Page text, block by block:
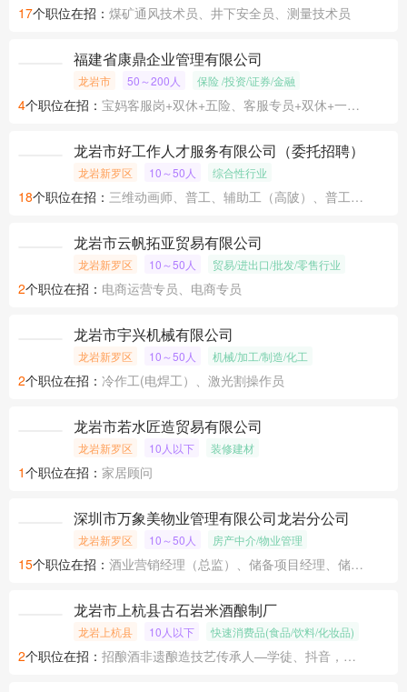
17个职位在招： 煤矿通风技术员、井下安全员、测量技术员
福建省康鼎企业管理有限公司
龙岩市 50～200人 保险 /投资/证券/金融
4个职位在招： 宝妈客服岗+双休+五险、客服专员+双休+一天5.5小时+五险、信用卡分期专员+大小周+五险
龙岩市好工作人才服务有限公司（委托招聘）
龙岩新罗区 10～50人 综合性行业
18个职位在招： 三维动画师、普工、辅助工（高陂）、普工（高陂汽车厂整车车间）
龙岩市云帆拓亚贸易有限公司
龙岩新罗区 10～50人 贸易/进出口/批发/零售行业
2个职位在招： 电商运营专员、电商专员
龙岩市宇兴机械有限公司
龙岩新罗区 10～50人 机械/加工/制造/化工
2个职位在招： 冷作工(电焊工）、激光割操作员
龙岩市若水匠造贸易有限公司
龙岩新罗区 10人以下 装修建材
1个职位在招： 家居顾问
深圳市万象美物业管理有限公司龙岩分公司
龙岩新罗区 10～50人 房产中介/物业管理
15个职位在招： 酒业营销经理（总监）、储备项目经理、储备项目经理
龙岩市上杭县古石岩米酒酿制厂
龙岩上杭县 10人以下 快速消费品(食品/饮料/化妆品)
2个职位在招： 招酿酒非遗酿造技艺传承人—学徒、抖音，淘宝、天猫运营店长、